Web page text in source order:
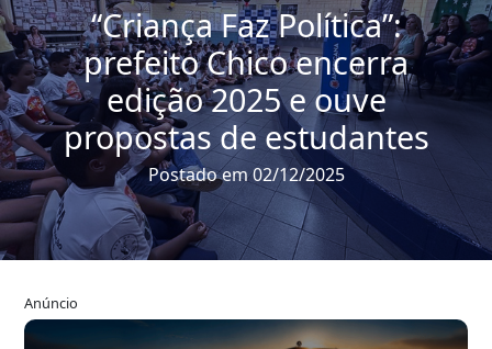
“Criança Faz Política”:
prefeito Chico encerra
edição 2025 e ouve
propostas de estudantes
Postado em 02/12/2025
Anúncio